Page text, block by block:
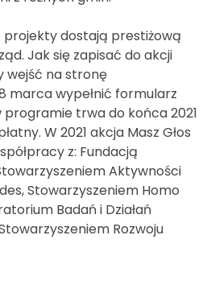
projekty dostają prestiżową
Jak się zapisać do akcji
wejść na stronę
marca wypełnić formularz
programie trwa do końca 2021
W 2021 akcja Masz Głos
z: Fundacją
Aktywności
Stowarzyszeniem Homo
Badań i Działań
Rozwoju